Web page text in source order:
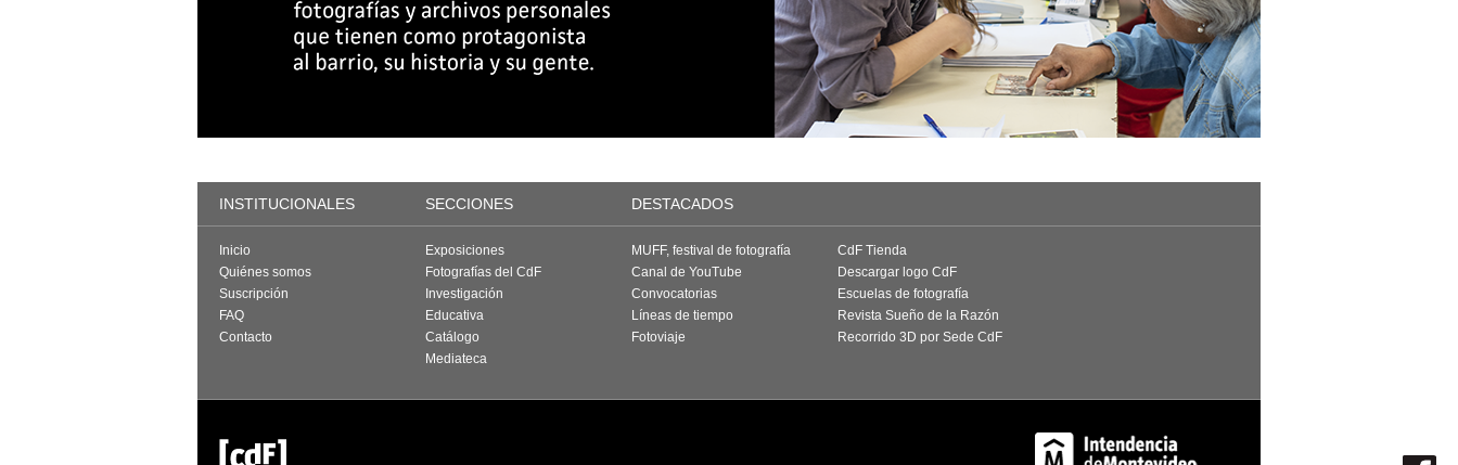
INSTITUCIONALES SECCIONES DESTACADOS
Inicio
Quiénes somos
Suscripción
FAQ
Contacto
Exposiciones
Fotografías del CdF
Investigación
Educativa
Catálogo
Mediateca
MUFF, festival de fotografía
Canal de YouTube
Convocatorias
Líneas de tiempo
Fotoviaje
CdF Tienda
Descargar logo CdF
Escuelas de fotografía
Revista Sueño de la Razón
Recorrido 3D por Sede CdF